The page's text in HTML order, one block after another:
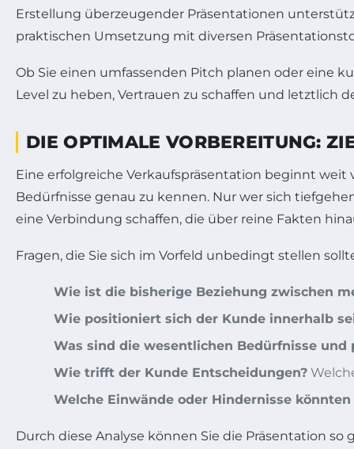
Erstellung überzeugender Präsentationen
praktischen Umsetzung mit diversen
Ob Sie einen umfassenden Pitch planen oder eine
Level zu heben, Vertrauen zu schaffen und letztlich
DIE OPTIMALE VORBEREITUNG:
Eine erfolgreiche Verkaufspräsentation beginnt
Bedürfnisse genau zu kennen. Nur wer sich
eine Verbindung schaffen, die über reine Fakten
Fragen, die Sie sich im Vorfeld unbedingt stellen
Wie ist die bisherige Beziehung zwischen
Wie positioniert sich der Kunde innerhalb
Was sind die wesentlichen Bedürfnisse
Wie trifft der Kunde Entscheidungen?
Welche Einwände oder Hindernisse
Durch diese Analyse können Sie die Präsentation